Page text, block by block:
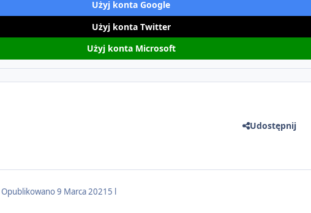
Użyj konta Google
Użyj konta Twitter
Użyj konta Microsoft
Udostępnij
Opublikowano9 Marca 2021 5 l